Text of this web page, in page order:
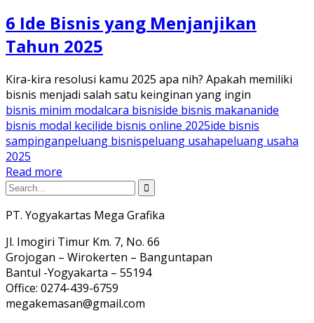
6 Ide Bisnis yang Menjanjikan
Tahun 2025
Kira-kira resolusi kamu 2025 apa nih? Apakah memiliki
bisnis menjadi salah satu keinginan yang ingin
bisnis minim modalcara bisniside bisnis makananide
bisnis modal kecilide bisnis online 2025ide bisnis
sampinganpeluang bisnispeluang usahapeluang usaha
2025
Read more
PT. Yogyakartas Mega Grafika
Jl. Imogiri Timur Km. 7, No. 66
Grojogan – Wirokerten – Banguntapan
Bantul -Yogyakarta – 55194
Office: 0274-439-6759
megakemasan@gmail.com